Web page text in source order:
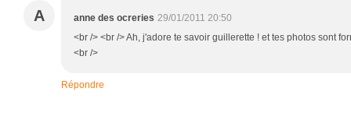
A anne des ocreries 29/01/2011 20:50
<br /> <br /> Ah, j'adore te savoir guillerette ! et tes photos sont
<br />
Répondre